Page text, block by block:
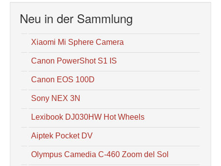
Neu in der Sammlung
Xiaomi Mi Sphere Camera
Canon PowerShot S1 IS
Canon EOS 100D
Sony NEX 3N
Lexibook DJ030HW Hot Wheels
Aiptek Pocket DV
Olympus Camedia C-460 Zoom del Sol